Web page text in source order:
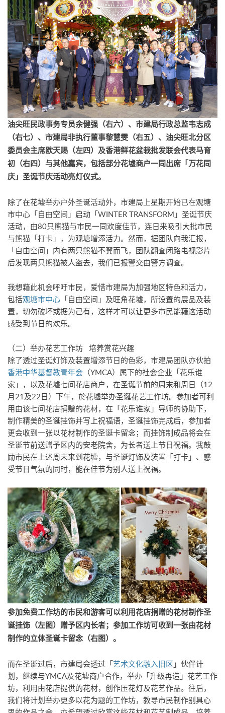
油尖旺民政事务专员余健强（右六）、市建局行政总监韦志成
（右七）、市建局非执行董事黎慧雯（右五）、油尖旺北分区
委员会主席欧天赐（左四）及香港鲜花盆栽批发联会代表马育
初（右四）与其他嘉宾，包括部分花墟商户一同出席「万花同
庆」圣诞节庆活动亮灯仪式。
除了在花墟举办户外圣诞活动外，市建局上星期开始已在观塘
市中心「自由空间」启动「WINTER TRANSFORM」圣诞节庆
活动，由80只熊猫与市民一同欢度佳节，连日来吸引大批市民
与熊猫「打卡」，为观塘增添活力。然而，据团队向我汇报，
「自由空间」内有两只熊猫不翼而飞，团队翻查闭路电视影片
后发现两只熊猫被人盗去，我们已报警交由警方调查。
我想藉此机会呼吁市民，爱惜市建局为加强地区特色和活力，
包括观塘市中心 「自由空间」及旺角花墟，所设置的展品及装
置，切勿破坏或据为己有，这样才可以让更多市民能藉这活动
感受到节日的欢乐。
（二）举办花艺工作坊 培养赏花兴趣
除了透过圣诞灯饰及装置增添节日的色彩，市建局团队亦伙拍
香港中华基督教青年会 （YMCA）属下的社会企业「花乐谁
家」，以及花墟七间花店商户，在圣诞节前的周末和周日（12
月21及22日）下午，於花墟举办圣诞花艺工作坊。参加者可利
用由该七间花店捐赠的花材，在「花乐谁家」导师的协助下，
制作精美的圣诞挂饰并写上祝福语，圣诞挂饰完成后，参加者
更会收到一张以花材制作的圣诞卡留念；而挂饰制成品将会在
圣诞节前送赠予区内的安老院舍，为长者送上节日祝福。我鼓
励市民在上述周末来到花墟，与圣诞灯饰及装置「打卡」、感
受节日气氛的同时，能在佳节为别人送上祝福。
参加免费工作坊的市民和游客可以利用花店捐赠的花材制作圣
诞挂饰（左图）赠予区内长者；参加工作坊可收到一张由花材
制作的立体圣诞卡留念（右图）。
而在圣诞过后，市建局会透过「艺术文化融入旧区 」伙伴计
划，继续与YMCA及花墟商户合作，举办「升级再造」花艺工作
坊，利用由花店提供的花材，创作压花灯及花艺作品。往后，
我们将计划举办更多以花为题的工作坊，教导市民制作别具心